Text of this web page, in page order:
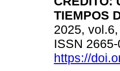
TIEMPOS
2025,
ISSN
https://